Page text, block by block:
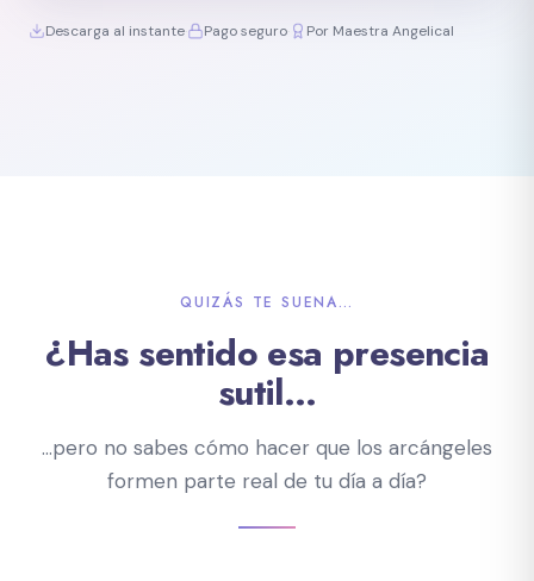
Descarga al instante Pago seguro Por Maestra Angelical
QUIZÁS TE SUENA…
¿Has sentido esa presencia
sutil…
…pero no sabes cómo hacer que los arcángeles
formen parte real de tu día a día?